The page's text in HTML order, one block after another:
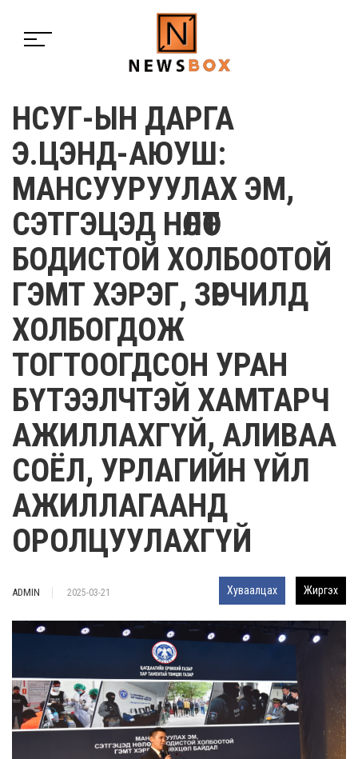
НСУГ-ЫН ДАРГА
Э.ЦЭНД-АЮУШ:
МАНСУУРУУЛАХ ЭМ,
СЭТГЭЦЭД НӨЛӨӨТ
БОДИСТОЙ ХОЛБООТОЙ
ГЭМТ ХЭРЭГ, ЗӨРЧИЛД
ХОЛБОГДОЖ
ТОГТООГДСОН УРАН
БҮТЭЭЛЧТЭЙ ХАМТАРЧ
АЖИЛЛАХГҮЙ, АЛИВАА
СОЁЛ, УРЛАГИЙН ҮЙЛ
АЖИЛЛАГААНД
ОРОЛЦУУЛАХГҮЙ
ADMIN 2025-03-21 Хуваалцах Жиргэх